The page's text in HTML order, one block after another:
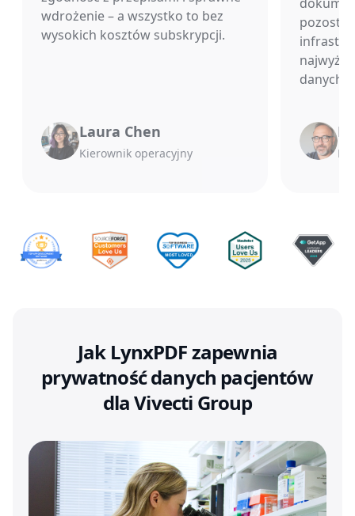
wdrożenie – a wszystko to bez
wysokich kosztów subskrypcji.
Laura Chen
Kierownik operacyjny
danych.
Jak LynxPDF zapewnia
prywatność danych pacjentów
dla Vivecti Group